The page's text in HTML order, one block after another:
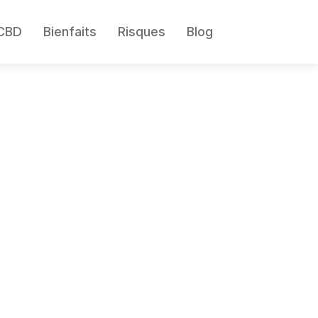
Bienfaits Risques Blog